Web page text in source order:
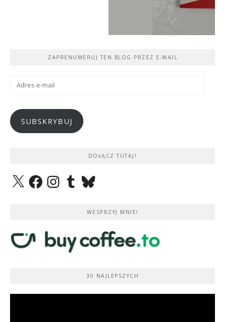
ZAPRENUMERUJ TEN BLOG PRZEZ E-MAIL
Adres
SUBSKRYBUJ
DOŁĄCZ TUTAJ!
X FacebookInstagramTumblrBluesky
WESPRZYJ MNIE!
30 NAJLEPSZYCH